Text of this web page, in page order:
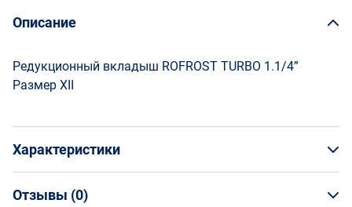
Описание
Редукционный вкладыш ROFROST TURBO 1.1/4”
Размер XII
Характеристики
Общая информация
Отзывы (0)